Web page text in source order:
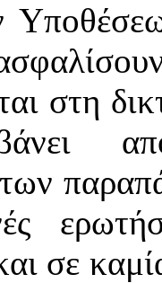
στη
σε